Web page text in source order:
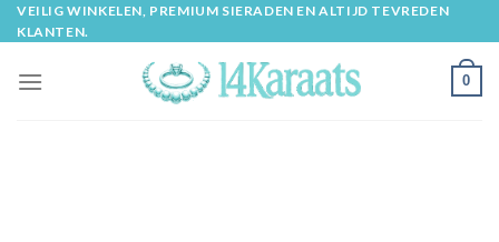
Skip
to
VEILIG WINKELEN, PREMIUM SIERADEN EN ALTIJD TEVREDEN
KLANTEN.
0